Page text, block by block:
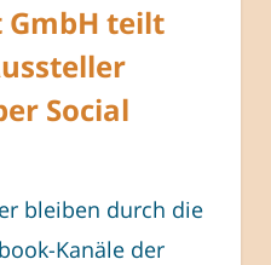
GmbH teilt
Social
bleiben durch die
Kanäle der